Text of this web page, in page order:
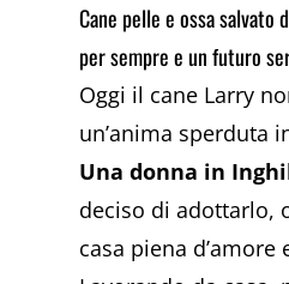
Cane pelle e ossa salvato
per sempre e un futuro
Oggi il cane Larry
un’anima sperduta
Una donna in
deciso di adottarlo,
casa piena d’amore